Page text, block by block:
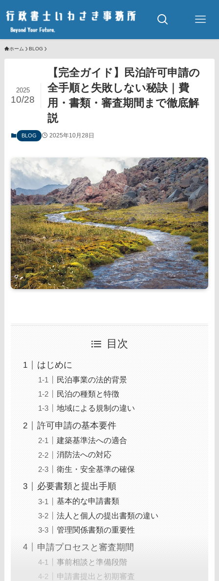
ホーム BLOG
【完全ガイド】民泊許可申請の
全手順と失敗しない秘訣｜費
用・書類・審査期間まで徹底解
説
2025
10/28
BLOG 2025年10月28日
目次
はじめに
民泊事業の法的背景
民泊の種類と特徴
地域による規制の違い
許可申請の基本要件
建築基準法への適合
消防法への対応
衛生・安全基準の確保
必要書類と提出手順
基本的な申請書類
法人と個人の提出書類の違い
管理関係書類の重要性
申請プロセスと審査期間
事前相談と準備段階
申請書提出と初期審査